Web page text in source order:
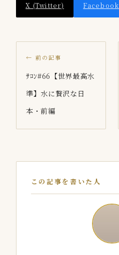
X (Twitter) Facebook
← 前の記事
ｻﾛﾝ#66【世界最高水
準】水に贅沢な日
本・前編
この記事を書いた人